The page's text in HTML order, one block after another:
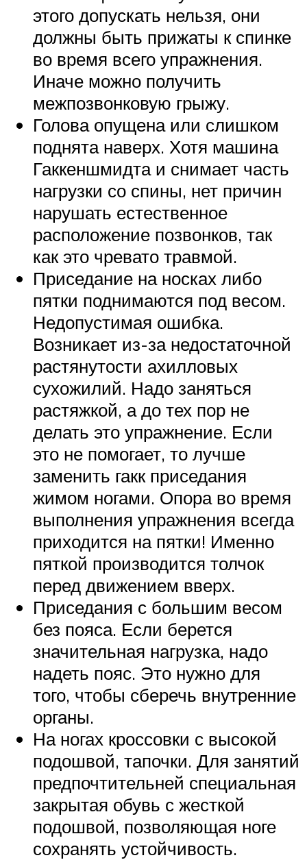
этого допускать нельзя, они
должны быть прижаты к спинке
во время всего упражнения.
Иначе можно получить
межпозвонковую грыжу.
Голова опущена или слишком
поднята наверх. Хотя машина
Гаккеншмидта и снимает часть
нагрузки со спины, нет причин
нарушать естественное
расположение позвонков, так
как это чревато травмой.
Приседание на носках либо
пятки поднимаются под весом.
Недопустимая ошибка.
Возникает из-за недостаточной
растянутости ахилловых
сухожилий. Надо заняться
растяжкой, а до тех пор не
делать это упражнение. Если
это не помогает, то лучше
заменить гакк приседания
жимом ногами. Опора во время
выполнения упражнения всегда
приходится на пятки! Именно
пяткой производится толчок
перед движением вверх.
Приседания с большим весом
без пояса. Если берется
значительная нагрузка, надо
надеть пояс. Это нужно для
того, чтобы сберечь внутренние
органы.
На ногах кроссовки с высокой
подошвой, тапочки. Для занятий
предпочтительней специальная
закрытая обувь с жесткой
подошвой, позволяющая ноге
сохранять устойчивость.